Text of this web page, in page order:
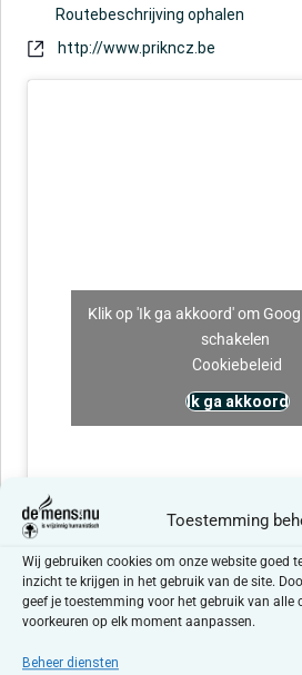
Toestemming
Wij gebruiken cookies om onze website goed
inzicht te krijgen in het gebruik van de site.
geef je toestemming voor het gebruik van alle
voorkeuren op elk moment aanpassen.
Beheer diensten
Routebeschrijving ophalen
Websitehttp://www.prikncz.be
Klik op 'Ik ga akkoord' om
schakelen
Cookiebeleid
Ik ga akkoord